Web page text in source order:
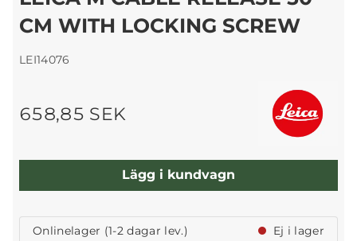
CM WITH LOCKING SCREW
LEI14076
658,85 SEK
Lägg i kundvagn
Onlinelager (1-2 dagar lev.)
Ej i lager